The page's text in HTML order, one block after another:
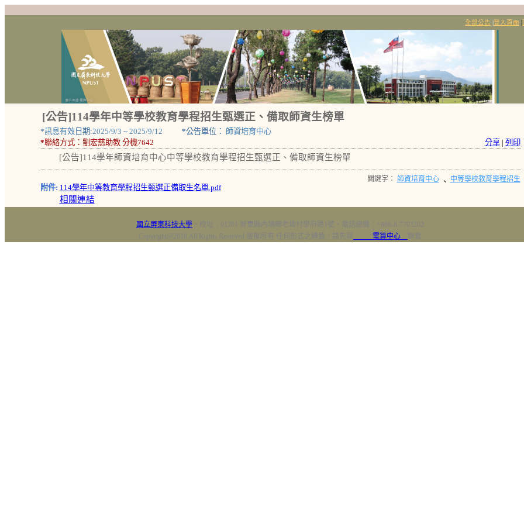
全部公告 登入頁面
[公告]114學年中等學校教育學程招生甄選正、備取師資生榜單
*訊息有效日期:2025/9/3 ~ 2025/9/12 *公告單位：
師資培育中心
*聯絡方式： 劉宏慈助教 分機7642 分享 | 列印
[公告]114學年師資培育中心中等學校教育學程招生甄選正、備取師資生榜單
附件: 114學年中等教育學程招生甄選正備取生名單.pdf
相關連結
關鍵字： 師資培育中心 、 中等學校教育學程招生
國立屏東科技大學
電算中心